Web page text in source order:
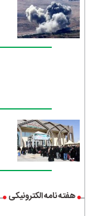
هفته نامه الکترونیکی